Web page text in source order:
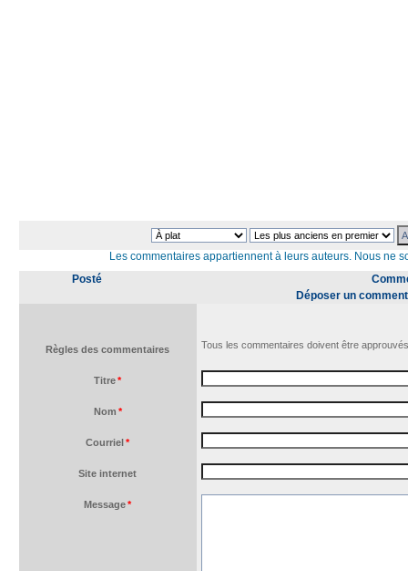
Les commentaires appartiennent à leurs auteurs. Nous ne
Posté
Déposer un
Règles des commentaires Tous les commentaires doivent être
Titre *
Nom *
Courriel *
Site internet
Message *